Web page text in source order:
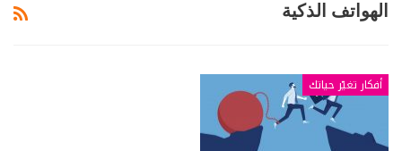
الهواتف الذكية
أفكار تغيّر حياتك